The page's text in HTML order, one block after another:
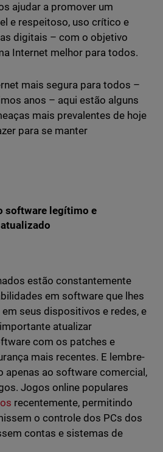
ajudar a promover um
e respeitoso, uso crítico e
digitais – com o objetivo
Internet melhor para todos.
mais segura para todos –
anos – aqui estão alguns
mais prevalentes de hoje
para se manter
software legítimo e
estão constantemente
em software que lhes
seus dispositivos e redes, e
atualizar
com os patches e
mais recentes. E lembre-
apenas ao software comercial,
Jogos online populares
recentemente, permitindo
o controle dos PCs dos
contas e sistemas de